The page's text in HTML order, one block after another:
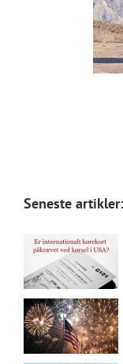
Seneste artikler: